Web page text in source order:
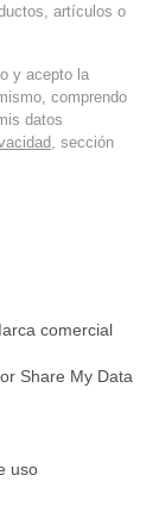
artículos o
y acepto la
comprendo
datos
, sección
comercial
Share My Data
uso